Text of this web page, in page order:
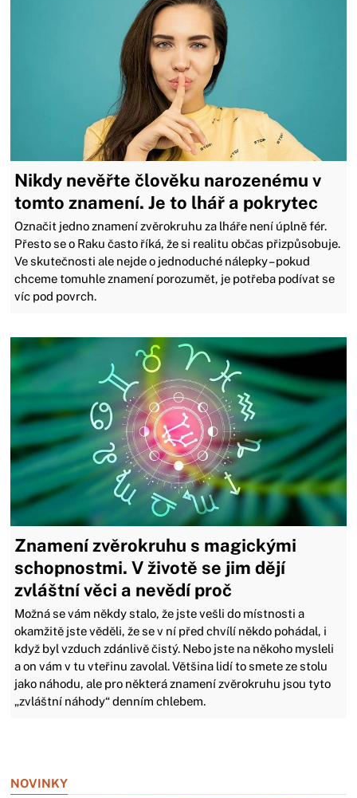
Nikdy nevěřte člověku narozenému v
tomto znamení. Je to lhář a pokrytec
Označit jedno znamení zvěrokruhu za lháře není úplně fér.
Přesto se o Raku často říká, že si realitu občas přizpůsobuje.
Ve skutečnosti ale nejde o jednoduché nálepky – pokud
chceme tomuhle znamení porozumět, je potřeba podívat se
víc pod povrch.
Znamení zvěrokruhu s magickými
schopnostmi. V životě se jim dějí
zvláštní věci a nevědí proč
Možná se vám někdy stalo, že jste vešli do místnosti a
okamžitě jste věděli, že se v ní před chvílí někdo pohádal, i
když byl vzduch zdánlivě čistý. Nebo jste na někoho mysleli
a on vám v tu vteřinu zavolal. Většina lidí to smete ze stolu
jako náhodu, ale pro některá znamení zvěrokruhu jsou tyto
„zvláštní náhody“ denním chlebem.
NOVINKY